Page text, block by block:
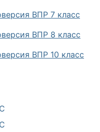
ВПР 7 класс
ВПР 8 класс
ВПР 10 класс